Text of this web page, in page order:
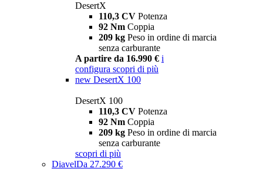
DesertX
110,3 CV Potenza
92 Nm Coppia
209 kg Peso in ordine di marcia
senza carburante
A partire da 16.990 € i
configura scopri di più
new DesertX 100
DesertX 100
110,3 CV Potenza
92 Nm Coppia
209 kg Peso in ordine di marcia
senza carburante
scopri di più
DiavelDa 27.290 €